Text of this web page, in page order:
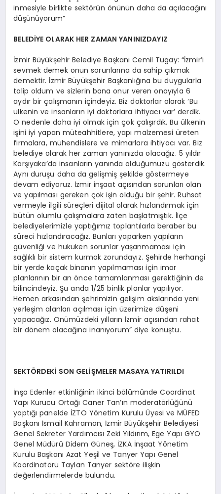
inmesiyle birlikte sektörün önünün daha da açılacağını
düşünüyorum”
BELEDİYE OLARAK HER ZAMAN YANINIZDAYIZ
İzmir Büyükşehir Belediye Başkanı Cemil Tugay: “İzmir’i
sevmek demek onun sorunlarına da sahip çıkmak
demektir. İzmir Büyükşehir Başkanlığına bu duygularla
talip oldum ve sizlerin bana onur veren onayıyla 6
aydır bir çalışmanın içindeyiz. Biz doktorlar olarak ‘Bu
ülkenin ve insanların iyi doktorlara ihtiyacı var’ derdik.
O nedenle daha iyi olmak için çok çalışırdık. Bu ülkenin
işini iyi yapan müteahhitlere, yapı malzemesi üreten
firmalara, mühendislere ve mimarlara ihtiyacı var. Biz
belediye olarak her zaman yanınızda olacağız. 5 yıldır
Karşıyaka’da insanların yanında olduğumuzu gösterdik.
Aynı duruşu daha da gelişmiş şekilde göstermeye
devam ediyoruz. İzmir inşaat açısından sorunları olan
ve yapılması gereken çok işin olduğu bir şehir. Ruhsat
vermeyle ilgili süreçleri dijital olarak hızlandırmak için
bütün olumlu çalışmalara zaten başlatmıştık. İlçe
belediyelerimizle yaptığımız toplantılarla beraber bu
süreci hızlandıracağız. Bunları yaparken yapıların
güvenliği ve hukuken sorunlar yaşanmaması için
sağlıklı bir sistem kurmak zorundayız. Şehirde herhangi
bir yerde kaçak binanın yapılmaması için imar
planlarının bir an önce tamamlanması gerektiğinin de
bilincindeyiz. Şu anda 1/25 binlik planlar yapılıyor.
Hemen arkasından şehrimizin gelişim akslarında yeni
yerleşim alanları açılması için üzerimize düşeni
yapacağız. Önümüzdeki yılların İzmir açısından rahat
bir dönem olacağına inanıyorum” diye konuştu.
SEKTÖRDEKİ SON GELİŞMELER MASAYA YATIRILDI
İnşa Edenler etkinliğinin ikinci bölümünde Coordinat
Yapı Kurucu Ortağı Caner Tan’ın moderatörlüğünü
yaptığı panelde İZTO Yönetim Kurulu Üyesi ve MÜFED
Başkanı İsmail Kahraman, İzmir Büyükşehir Belediyesi
Genel Sekreter Yardımcısı Zeki Yıldırım, Ege Yapı GYO
Genel Müdürü Didem Güneş, İZKA İnşaat Yönetim
Kurulu Başkanı Azat Yeşil ve Tanyer Yapı Genel
Koordinatörü Taylan Tanyer sektöre ilişkin
değerlendirmelerde bulundu.